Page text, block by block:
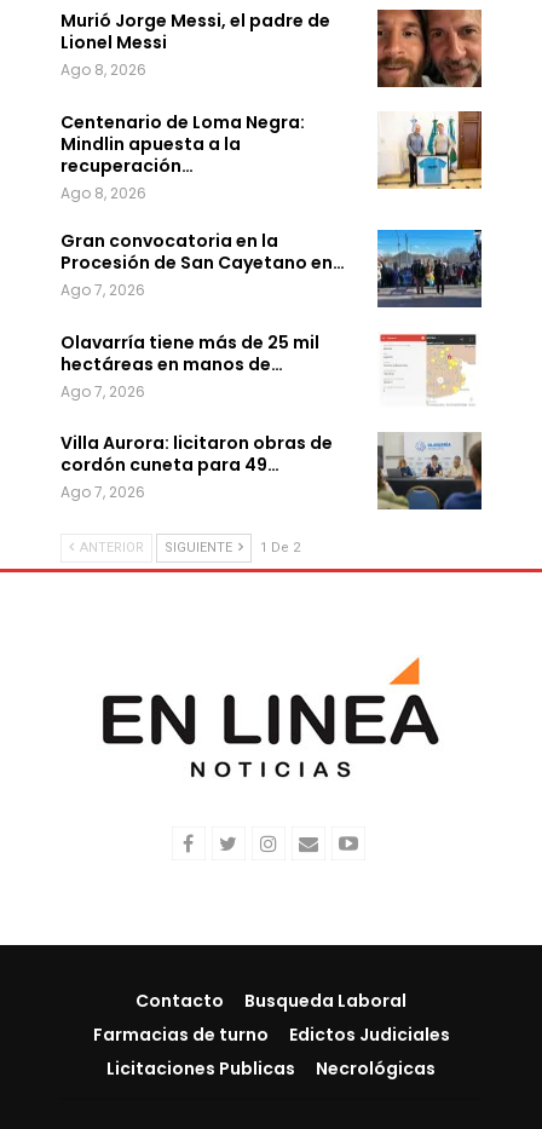
Murió Jorge Messi, el padre de
Lionel Messi
Ago 8, 2026
Centenario de Loma Negra:
Mindlin apuesta a la
recuperación…
Ago 8, 2026
Gran convocatoria en la
Procesión de San Cayetano en…
Ago 7, 2026
Olavarría tiene más de 25 mil
hectáreas en manos de…
Ago 7, 2026
Villa Aurora: licitaron obras de
cordón cuneta para 49…
Ago 7, 2026
ANTERIOR SIGUIENTE 1 De 2
Contacto
Busqueda Laboral
Farmacias de turno
Edictos Judiciales
Licitaciones Publicas
Necrológicas